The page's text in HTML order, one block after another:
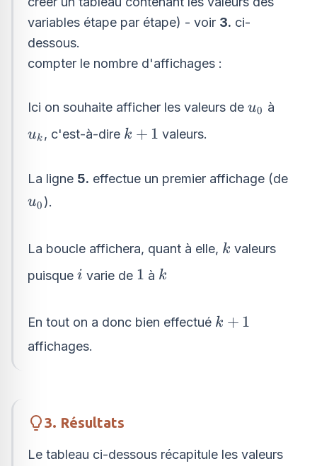
variables étape par étape) - voir 3. ci-
dessous.
compter le nombre d'affichages :
Ici on souhaite afficher les valeurs de u_{0}
u0 à
u_{k}
uk , c'est-à-dire k+1
k + 1 valeurs.
La ligne 5. effectue un premier affichage (de
u_{0}
u0 ).
La boucle affichera, quant à elle, k
k valeurs
puisque i
i varie de 1
1 à k
k
En tout on a donc bien effectué k+1
k + 1
affichages.
3. Résultats
Le tableau ci-dessous récapitule les valeurs